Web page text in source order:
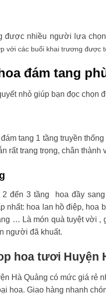
được nhiều người lựa
với các buổi khai trương được
đám tang
nhỏ giúp bạn đọc chọn
tang 1 tầng truyền
rất trang trọng, chân thành
đến 3 tầng hoa đầy
nhất: hoa lan hồ điệp, hoa
… Là món quà tuyệt vời
người đã khuất.
hoa tươi Huyện
Hà Quảng có mức giá rẻ
hoa. Giao hàng nhanh